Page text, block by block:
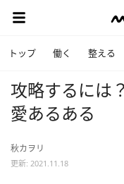
トップ 働く 整える
攻略するには
愛あるある
秋カヲリ
更新: 2021.11.18